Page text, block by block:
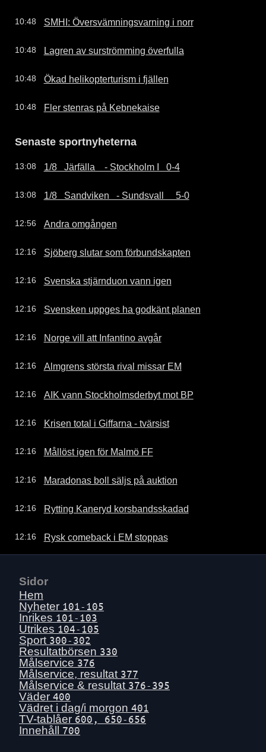
10:48 SMHI: Översvämningsvarning i norr
10:48 Lagren av surströmming överfulla
10:48 Ökad helikopterturism i fjällen
10:48 Fler stenras på Kebnekaise
Senaste sportnyheterna
13:08 1/8   Järfälla    - Stockholm I   0-4
13:08 1/8   Sandviken   - Sundsvall     5-0
12:56 Andra omgången
12:16 Sjöberg slutar som förbundskapten
12:16 Svenska stjärnduon vann igen
12:16 Svensken uppges ha godkänt planen
12:16 Norge vill att Infantino avgår
12:16 Almgrens största rival missar EM
12:16 AIK vann Stockholmsderbyt mot BP
12:16 Krisen total i Giffarna - tvärsist
12:16 Mållöst igen för Malmö FF
12:16 Maradonas boll säljs på auktion
12:16 Rytting Kaneryd korsbandsskadad
12:16 Rysk comeback i EM stoppas
Sidor
Hem
Nyheter 101-105
Inrikes 101-103
Utrikes 104-105
Sport 300-302
Resultatbörsen 330
Målservice 376
Målservice, resultat 377
Målservice & resultat 376-395
Väder 400
Vädret i dag/i morgon 401
TV-tablåer 600, 650-656
Innehåll 700